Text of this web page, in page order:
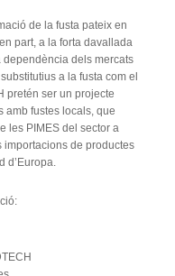
de la fusta pateix en
part, a la forta davallada
dependència dels mercats
a la fusta com el
pretén ser un projecte
amb fustes locals, que
les PIMES del sector a
importacions de productes
d’Europa.